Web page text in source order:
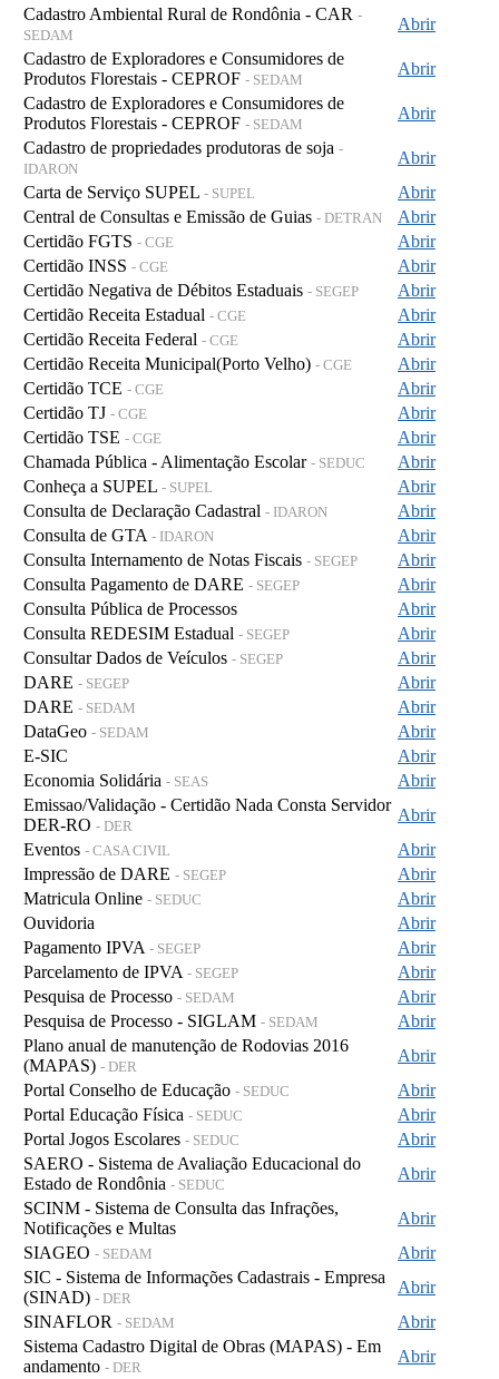
Cadastro Ambiental Rural de Rondônia - CAR -
SEDAM
Abrir
Cadastro de Exploradores e Consumidores de
Produtos Florestais - CEPROF - SEDAM
Abrir
Cadastro de Exploradores e Consumidores de
Produtos Florestais - CEPROF - SEDAM
Abrir
Cadastro de propriedades produtoras de soja -
IDARON
Abrir
Carta de Serviço SUPEL - SUPEL
Abrir
Central de Consultas e Emissão de Guias - DETRAN
Abrir
Certidão FGTS - CGE
Abrir
Certidão INSS - CGE
Abrir
Certidão Negativa de Débitos Estaduais - SEGEP
Abrir
Certidão Receita Estadual - CGE
Abrir
Certidão Receita Federal - CGE
Abrir
Certidão Receita Municipal(Porto Velho) - CGE
Abrir
Certidão TCE - CGE
Abrir
Certidão TJ - CGE
Abrir
Certidão TSE - CGE
Abrir
Chamada Pública - Alimentação Escolar - SEDUC
Abrir
Conheça a SUPEL - SUPEL
Abrir
Consulta de Declaração Cadastral - IDARON
Abrir
Consulta de GTA - IDARON
Abrir
Consulta Internamento de Notas Fiscais - SEGEP
Abrir
Consulta Pagamento de DARE - SEGEP
Abrir
Consulta Pública de Processos
Abrir
Consulta REDESIM Estadual - SEGEP
Abrir
Consultar Dados de Veículos - SEGEP
Abrir
DARE - SEGEP
Abrir
DARE - SEDAM
Abrir
DataGeo - SEDAM
Abrir
E-SIC
Abrir
Economia Solidária - SEAS
Abrir
Emissao/Validação - Certidão Nada Consta Servidor
DER-RO - DER
Abrir
Eventos - CASA CIVIL
Abrir
Impressão de DARE - SEGEP
Abrir
Matricula Online - SEDUC
Abrir
Ouvidoria
Abrir
Pagamento IPVA - SEGEP
Abrir
Parcelamento de IPVA - SEGEP
Abrir
Pesquisa de Processo - SEDAM
Abrir
Pesquisa de Processo - SIGLAM - SEDAM
Abrir
Plano anual de manutenção de Rodovias 2016
(MAPAS) - DER
Abrir
Portal Conselho de Educação - SEDUC
Abrir
Portal Educação Física - SEDUC
Abrir
Portal Jogos Escolares - SEDUC
Abrir
SAERO - Sistema de Avaliação Educacional do
Estado de Rondônia - SEDUC
Abrir
SCINM - Sistema de Consulta das Infrações,
Notificações e Multas
Abrir
SIAGEO - SEDAM
Abrir
SIC - Sistema de Informações Cadastrais - Empresa
(SINAD) - DER
Abrir
SINAFLOR - SEDAM
Abrir
Sistema Cadastro Digital de Obras (MAPAS) - Em
andamento - DER
Abrir